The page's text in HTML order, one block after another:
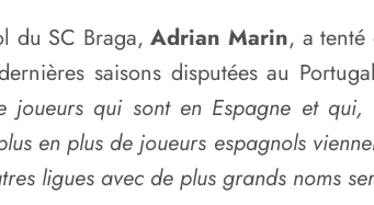
du SC Braga,Adrian Marin, a
saisons disputées au
joueurs qui sont en Espagne et
en plus de joueurs espagnols
ligues avec de plus grands noms